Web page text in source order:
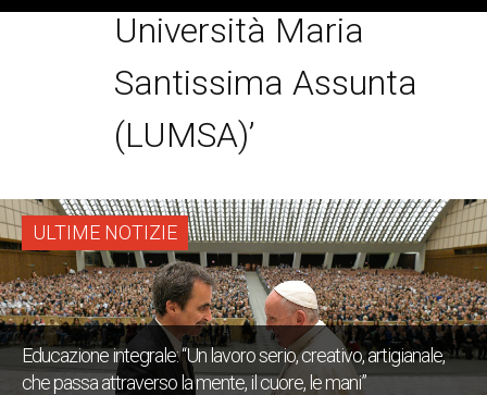
Università Maria
Santissima Assunta
(LUMSA)’
ULTIME NOTIZIE
Educazione integrale: “Un lavoro serio, creativo, artigianale,
che passa attraverso la mente, il cuore, le mani”